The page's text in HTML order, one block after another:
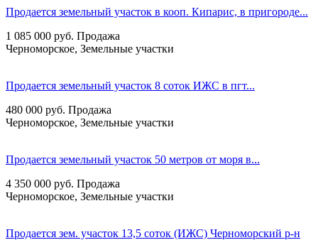
Продается земельный участок в кооп. Кипарис, в пригороде...
1 085 000 руб. Продажа
Черноморское, Земельные участки
Продается земельный участок 8 соток ИЖС в пгт...
480 000 руб. Продажа
Черноморское, Земельные участки
Продается земельный участок 50 метров от моря в...
4 350 000 руб. Продажа
Черноморское, Земельные участки
Продается зем. участок 13,5 соток (ИЖС) Черноморский р-н